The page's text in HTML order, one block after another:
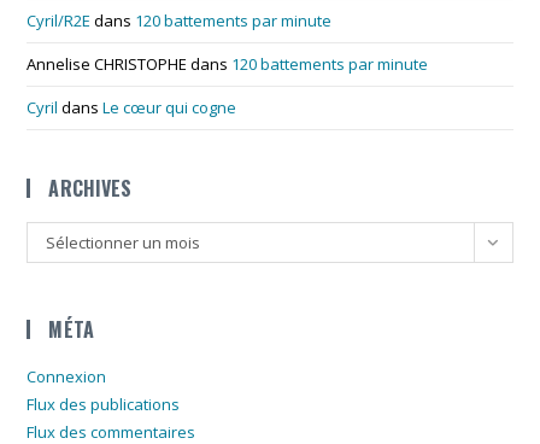
Cyril/R2E dans 120 battements par minute
Annelise CHRISTOPHE dans 120 battements par minute
Cyril dansLe cœur qui cogne
ARCHIVES
Archives
Sélectionner un mois
MÉTA
Connexion
Flux des publications
Flux des commentaires